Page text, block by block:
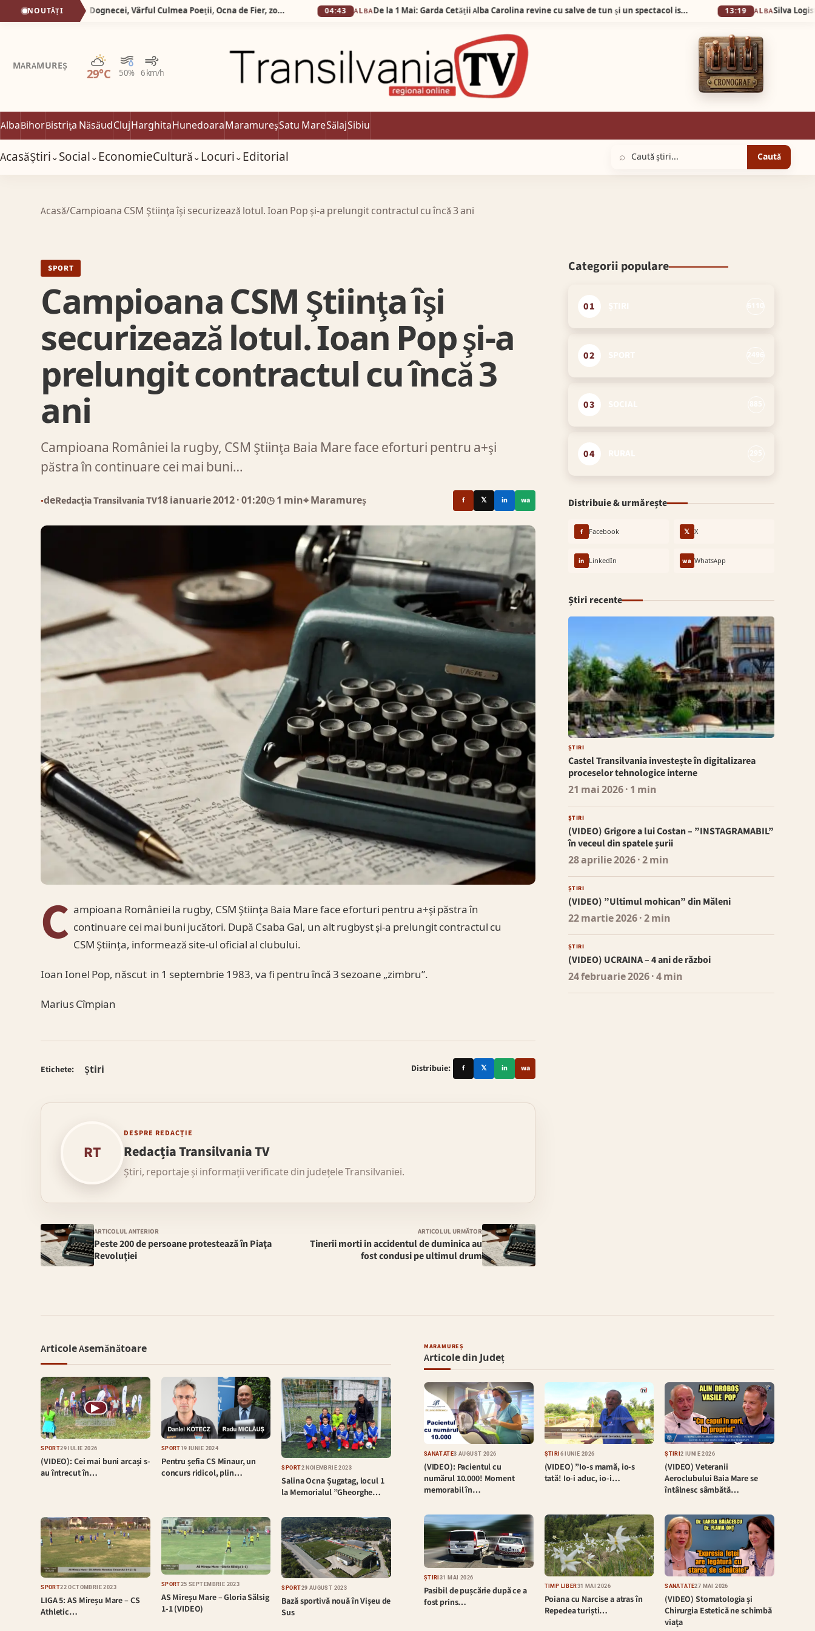
NOUTĂȚI Silva Logistic Services. Munții Dognecei, Vârful Culmea Poeții, Ocna de Fier, zone desprinse dintr-o poveste în care timpul a uitat să mai grabească pașii oamenilor. ALBA De la 1 Mai: Garda Cetății Alba Carolina revine cu salve de tun și un spectacol istoric de excepție 13:19 ALBA
MARAMUREȘ
29°C 50% 6 km/h
Parțial noros
AlbaBihorBistrița NăsăudClujHarghitaHunedoaraMaramureșSatu MareSălajSibiu
AcasăȘtiri⌄Social⌄EconomieCultură⌄Locuri⌄Editorial ⌕ Caută
Acasă/Campioana CSM Ştiinţa îşi securizează lotul. Ioan Pop şi-a prelungit contractul cu încă 3 ani
SPORT
Campioana CSM Ştiinţa îşi
securizează lotul. Ioan Pop şi-a
prelungit contractul cu încă 3
ani
Campioana României la rugby, CSM Ştiinţa Baia Mare face eforturi pentru a+şi
păstra în continuare cei mai buni…
●deRedacția Transilvania TV18 ianuarie 2012· 01:20◷ 1 min⌖ Maramureș f 𝕏 in wa
C ampioana României la rugby, CSM Ştiinţa Baia Mare face eforturi pentru a+şi păstra în
continuare cei mai buni jucători. După Csaba Gal, un alt rugbyst şi-a prelungit contractul cu
CSM Ştiinţa, informează site-ul oficial al clubului.
Ioan Ionel Pop, născut in 1 septembrie 1983, va fi pentru încă 3 sezoane „zimbru”.
Marius Cîmpian
Etichete: Știri Distribuie: f 𝕏 in wa
RT
DESPRE REDACȚIE
Redacția Transilvania TV
Știri, reportaje și informații verificate din județele Transilvaniei.
ARTICOLUL ANTERIOR
Peste 200 de persoane protestează în Piaţa
Revoluţiei
ARTICOLUL URMĂTOR
Tinerii morti in accidentul de duminica au
fost condusi pe ultimul drum
Categorii populare
01
02
03
04
Distribuie & urmărește
f Facebook 𝕏 X
in LinkedIn wa WhatsApp
Știri recente
ȘTIRI
Castel Transilvania investește în digitalizarea
proceselor tehnologice interne
21 mai 2026· 1 min
ȘTIRI
(VIDEO) Grigore a lui Costan – ”INSTAGRAMABIL”
în veceul din spatele șurii
28 aprilie 2026· 2 min
ȘTIRI
(VIDEO) ”Ultimul mohican” din Măleni
22 martie 2026· 2 min
ȘTIRI
(VIDEO) UCRAINA – 4 ani de război
24 februarie 2026· 4 min
Articole Asemănătoare
▶
SPORT29 IULIE 2026
(VIDEO): Cei mai buni arcași s-
au întrecut în…
SPORT19 IUNIE 2024
Pentru șefia CS Minaur, un
concurs ridicol, plin…
SPORT2 NOIEMBRIE 2023
Salina Ocna Șugatag, locul 1
la Memorialul ”Gheorghe…
SPORT22 OCTOMBRIE 2023
LIGA 5: AS Mireșu Mare – CS
Athletic…
SPORT25 SEPTEMBRIE 2023
AS Mireșu Mare – Gloria Sălsig
1-1 (VIDEO)
SPORT29 AUGUST 2023
Bază sportivă nouă în Vișeu de
Sus
MARAMUREȘ
Articole din Județ
SĂNĂTATE3 AUGUST 2026
(VIDEO): Pacientul cu
numărul 10.000! Moment
memorabil în…
ȘTIRI 6 IUNIE 2026
(VIDEO) ”Io-s mamă, io-s
tată! Io-i aduc, io-i…
ȘTIRI2 IUNIE 2026
(VIDEO) Veteranii
Aeroclubului Baia Mare se
întâlnesc sâmbătă…
ȘTIRI 31 MAI 2026
Pasibil de pușcărie după ce a
fost prins…
TIMP LIBER31 MAI 2026
Poiana cu Narcise a atras în
Repedea turiști…
SĂNĂTATE27 MAI 2026
(VIDEO) Stomatologia și
Chirurgia Estetică ne schimbă
viața